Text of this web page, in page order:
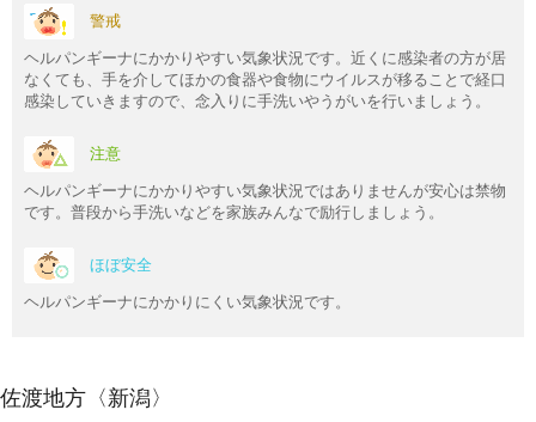
警戒
ヘルパンギーナにかかりやすい気象状況です。近くに感染者の方が居
なくても、手を介してほかの食器や食物にウイルスが移ることで経口
感染していきますので、念入りに手洗いやうがいを行いましょう。
注意
ヘルパンギーナにかかりやすい気象状況ではありませんが安心は禁物
です。普段から手洗いなどを家族みんなで励行しましょう。
ほぼ安全
ヘルパンギーナにかかりにくい気象状況です。
佐渡地方〈新潟〉